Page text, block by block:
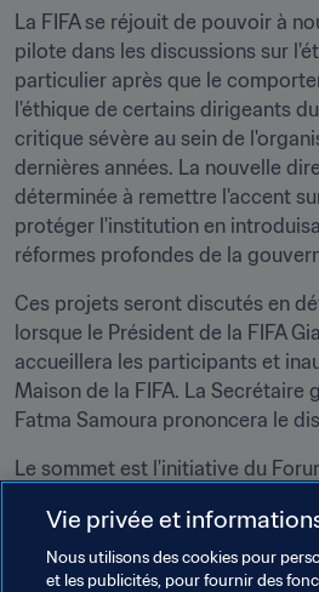
La FIFA se réjouit de pouvoir à
pilote dans les discussions sur
particulier après que le
l'éthique de certains dirigeants
critique sévère au sein de
dernières années. La nouvelle
déterminée à remettre l'accent
protéger l'institution en
réformes profondes de la
Ces projets seront discutés en
lorsque le Président de la FIFA
accueillera les participants et
Maison de la FIFA. La Secrétaire
Fatma Samoura prononcera le
Le sommet est l'initiative du
déclarée qui a comme objectif
des fondations éthiques
Vie privée et
Nous utilisons des cookies pour
et les publicités, pour fournir des